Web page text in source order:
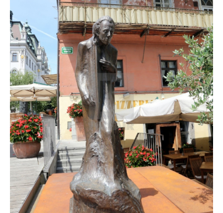
đãi!
Tạo tài khoản để có thểnhận ngay các ưu đãihấp dẫn
dành cho thành viên đến từ các đối tác của Gody.vn dành
cho cộng đồng.
Đăng ký
Hoặc đăng nhập bằng
Đăng nhập Facebook
Đăng nhập Google